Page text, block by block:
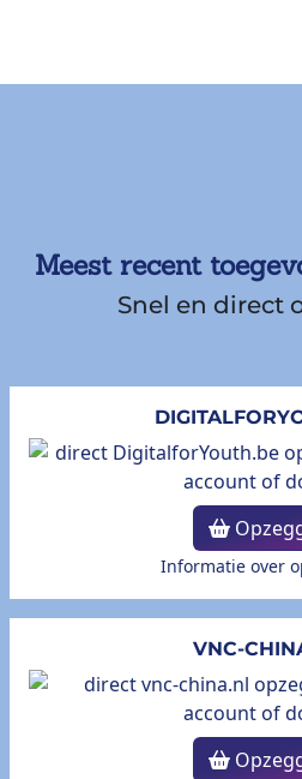
Meest recent
Snel en direct
Informatie over
VNC-